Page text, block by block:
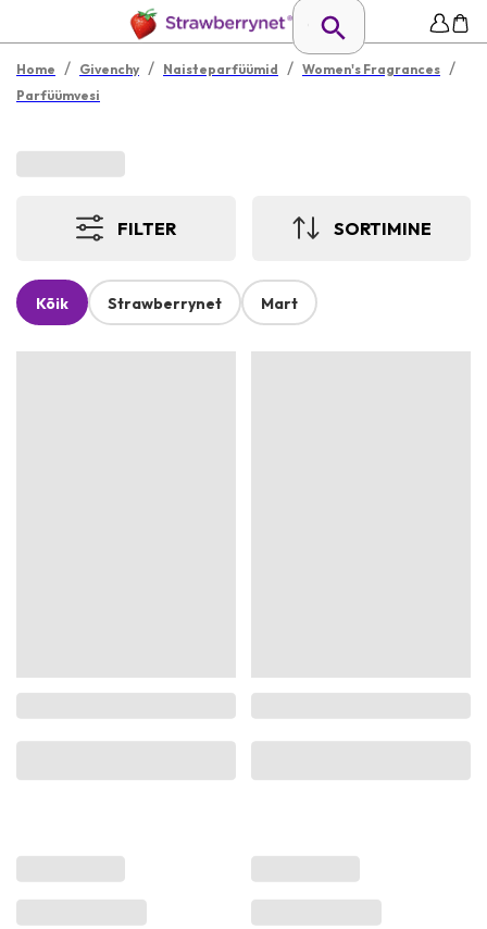
Home / Givenchy / Naisteparfüümid / Women's Fragrances /
Parfüümvesi
FILTER SORTIMINE
Kõik Strawberrynet Mart